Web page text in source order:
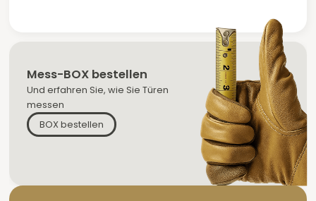
Mess-BOX bestellen
Und erfahren Sie, wie Sie Türen
messen
BOX bestellen